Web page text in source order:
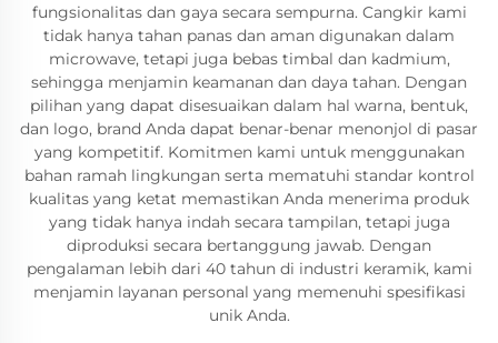
fungsionalitas dan gaya secara sempurna. Cangkir kami
tidak hanya tahan panas dan aman digunakan dalam
microwave, tetapi juga bebas timbal dan kadmium,
sehingga menjamin keamanan dan daya tahan. Dengan
pilihan yang dapat disesuaikan dalam hal warna, bentuk,
dan logo, brand Anda dapat benar-benar menonjol di pasar
yang kompetitif. Komitmen kami untuk menggunakan
bahan ramah lingkungan serta mematuhi standar kontrol
kualitas yang ketat memastikan Anda menerima produk
yang tidak hanya indah secara tampilan, tetapi juga
diproduksi secara bertanggung jawab. Dengan
pengalaman lebih dari 40 tahun di industri keramik, kami
menjamin layanan personal yang memenuhi spesifikasi
unik Anda.